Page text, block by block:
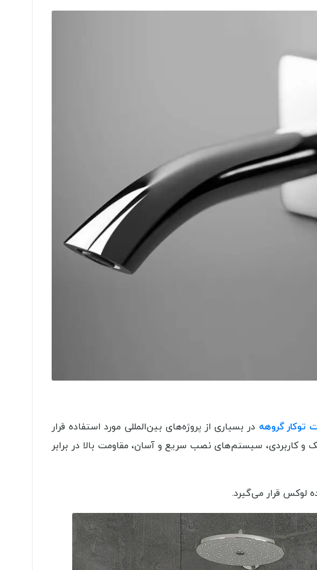
توکار گروهه در بسیاری از پروژه‌های بین‌المللی مورد استفاده قرار
و کاربردی، سیستم‌های نصب سریع و آسان، مقاومت بالا در برابر
لوکس قرار می‌گیرد.